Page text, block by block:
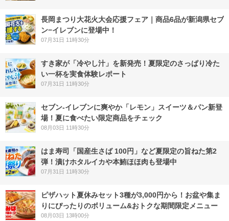
長岡まつり大花火大会応援フェア｜商品6品が新潟県セブ
ン−イレブンに登場中！
07月31日 11時30分
すき家が「冷やし汁」を新発売！夏限定のさっぱり冷た
い一杯を実食体験レポート
07月31日 11時30分
セブン‐イレブンに爽やか「レモン」スイーツ＆パン新登
場！夏に食べたい限定商品をチェック
08月03日 11時30分
はま寿司「国産生さば 100円」など夏限定の旨ねた第2
弾！漬けホタルイカや本鮪ほほ肉も登場中
07月31日 11時30分
ピザハット夏休みセット3種が3,000円から！お盆や集ま
りにぴったりのボリューム&おトクな期間限定メニュー
08月03日 13時00分